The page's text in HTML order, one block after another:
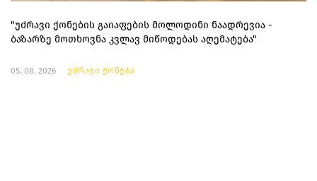
"უძრავი ქონების გაიაფების მოლოდინი ნაადრევია -
ბაზარზე მოთხოვნა კვლავ მიწოდებას აღემატება"
05. 08. 2026 უძრავი ქონება